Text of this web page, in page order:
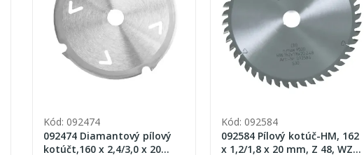
Kód: 092474
092474 Diamantový pílový
kotúčt,160 x 2,4/3,0 x 20
Kód: 092584
092584 Pílový kotúč-HM, 162
x 1,2/1,8 x 20 mm, Z 48, WZ